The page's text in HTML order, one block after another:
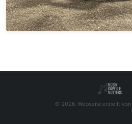
© 2026. Webseite erstellt von